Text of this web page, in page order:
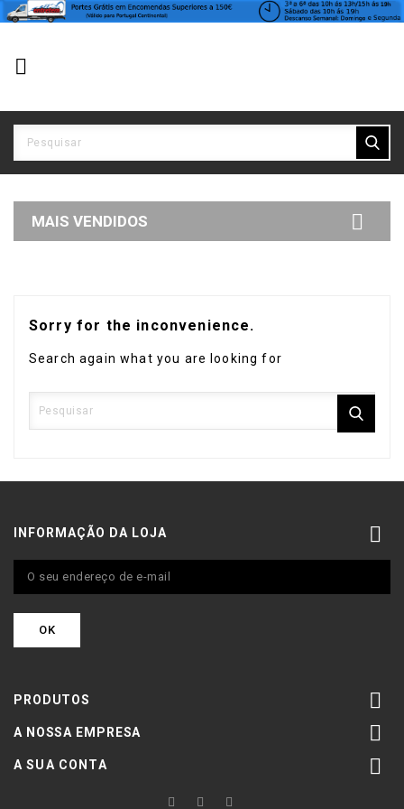

MAIS VENDIDOS 
Sorry for the inconvenience.
Search again what you are looking for
INFORMAÇÃO DA LOJA 
PRODUTOS 
A NOSSA EMPRESA 
A SUA CONTA 